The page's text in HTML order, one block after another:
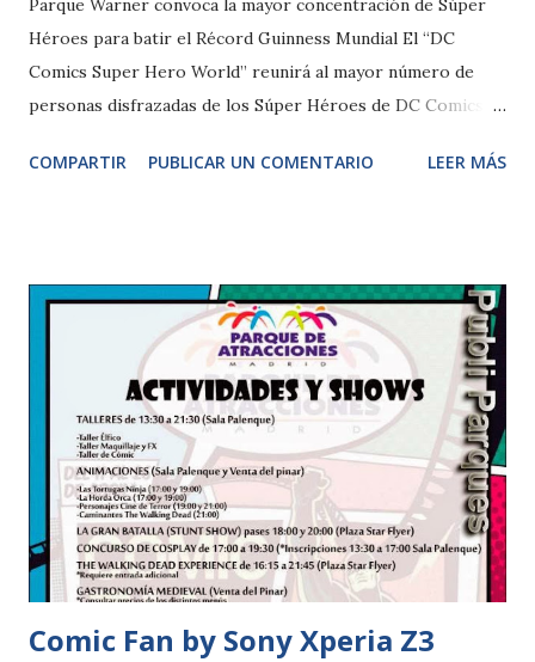
Parque Warner convoca la mayor concentración de Súper
Héroes para batir el Récord Guinness Mundial El “DC
Comics Super Hero World” reunirá al mayor número de
personas disfrazadas de los Súper Héroes de DC Comics
Warner Madrid se une a la iniciativa puesta en marcha por
Héroes de DC Comics y conseguir así un nuevo Record
Guinness Mundial. La convocatoria tendrá lugar el próximo
18 de abril y a este gran reto se han unido doce ciudades de
todo el mundo, entre ellas Madrid, que seguro contribuirá
con un gran número de participantes que no querrán
perderse esta cita histórica. Además de en Madrid, el
desafío “DC Comics Super Hero World Record Event” se
desarrollará a lo largo de las 24 horas del día 18 en ciudades
como Birmingham (UK), Kaohsiung (Taiwan), Los Ángeles
(USA),...
COMPARTIR PUBLICAR UN COMENTARIO LEER MÁS
Comic Fan by Sony Xperia Z3